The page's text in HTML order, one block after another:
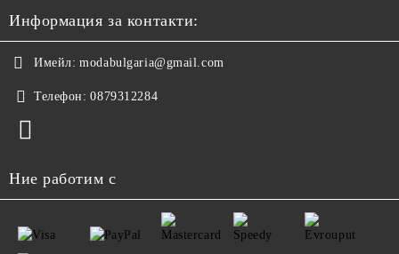
Информация за контакти:
Имейл: modabulgaria@gmail.com
Телефон: 0879312284
Ние работим с